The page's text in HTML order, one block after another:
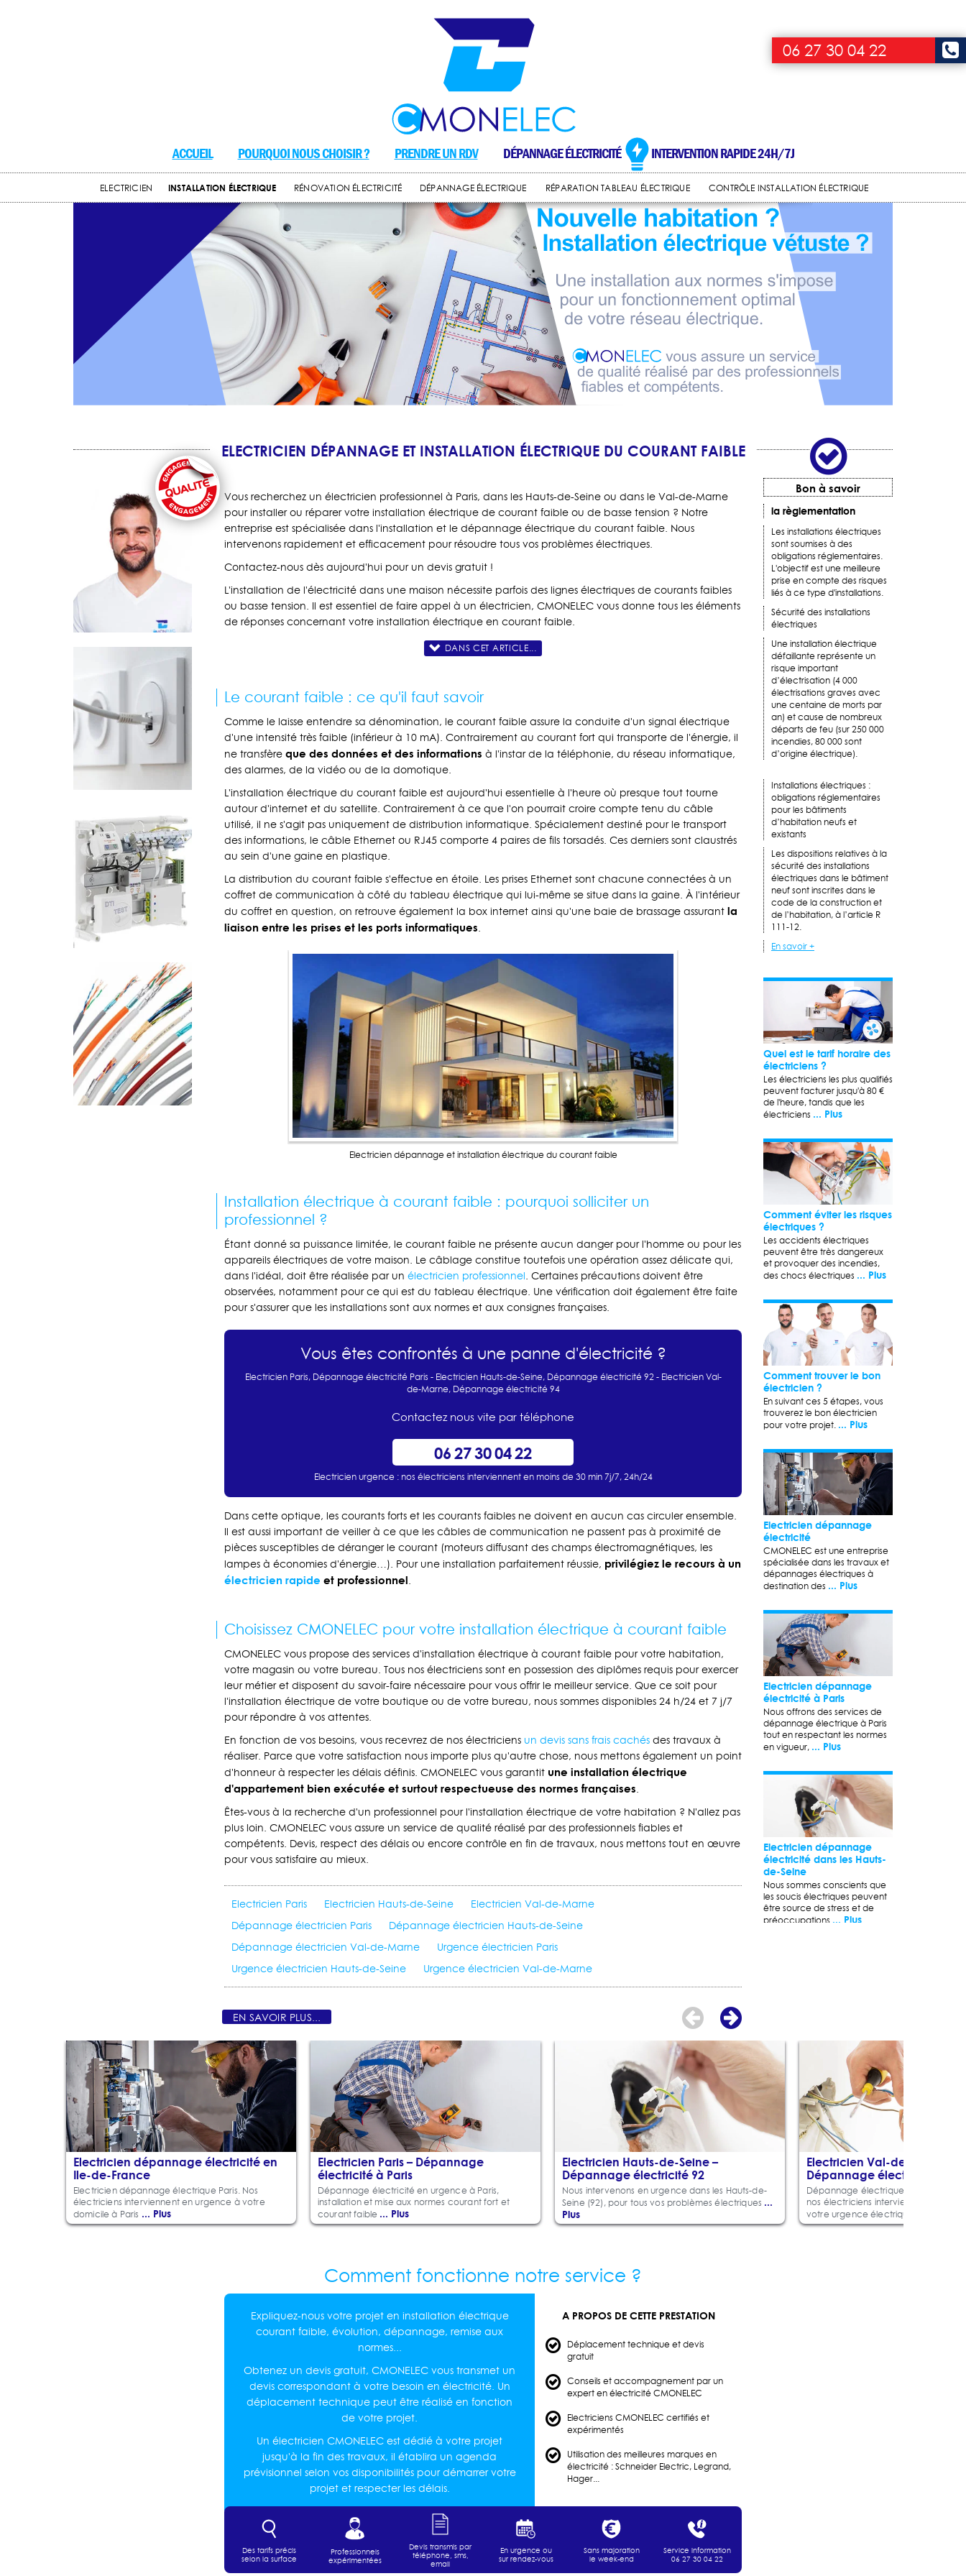
06 27 30 04 22
ACCUEIL POURQUOI NOUS CHOISIR ? PRENDRE UN RDV DÉPANNAGE ÉLECTRICITÉ INTERVENTION RAPIDE 24H/7J
ELECTRICIEN INSTALLATION ÉLECTRIQUE RÉNOVATION ÉLECTRICITÉ DÉPANNAGE ÉLECTRIQUE RÉPARATION TABLEAU ÉLECTRIQUE CONTRÔLE INSTALLATION ÉLECTRIQUE
ELECTRICIEN DÉPANNAGE ET INSTALLATION ÉLECTRIQUE DU COURANT FAIBLE
Vous recherchez un électricien professionnel à Paris, dans les Hauts-de-Seine ou dans le Val-de-Marne
pour installer ou réparer votre installation électrique de courant faible ou de basse tension ? Notre
entreprise est spécialisée dans l'installation et le dépannage électrique du courant faible. Nous
intervenons rapidement et efficacement pour résoudre tous vos problèmes électriques.
Contactez-nous dès aujourd'hui pour un devis gratuit !
L'installation de l'électricité dans une maison nécessite parfois des lignes électriques de courants faibles
ou basse tension. Il est essentiel de faire appel à un électricien, CMONELEC vous donne tous les éléments
de réponses concernant votre installation électrique en courant faible.
DANS CET ARTICLE...
Le courant faible : ce qu'il faut savoir
Comme le laisse entendre sa dénomination, le courant faible assure la conduite d'un signal électrique
d'une intensité très faible (inférieur à 10 mA). Contrairement au courant fort qui transporte de l'énergie, il
ne transfère que des données et des informations à l'instar de la téléphonie, du réseau informatique,
des alarmes, de la vidéo ou de la domotique.
L'installation électrique du courant faible est aujourd'hui essentielle à l'heure où presque tout tourne
autour d'internet et du satellite. Contrairement à ce que l'on pourrait croire compte tenu du câble
utilisé, il ne s'agit pas uniquement de distribution informatique. Spécialement destiné pour le transport
des informations, le câble Ethernet ou RJ45 comporte 4 paires de fils torsadés. Ces derniers sont claustrés
au sein d'une gaine en plastique.
La distribution du courant faible s'effectue en étoile. Les prises Ethernet sont chacune connectées à un
coffret de communication à côté du tableau électrique qui lui-même se situe dans la gaine. À l'intérieur
du coffret en question, on retrouve également la box internet ainsi qu'une baie de brassage assurant la
liaison entre les prises et les ports informatiques.
Electricien dépannage et installation électrique du courant faible
Installation électrique à courant faible : pourquoi solliciter un
professionnel ?
Étant donné sa puissance limitée, le courant faible ne présente aucun danger pour l'homme ou pour les
appareils électriques de votre maison. Le câblage constitue toutefois une opération assez délicate qui,
dans l'idéal, doit être réalisée par un électricien professionnel. Certaines précautions doivent être
observées, notamment pour ce qui est du tableau électrique. Une vérification doit également être faite
pour s'assurer que les installations sont aux normes et aux consignes françaises.
Vous êtes confrontés à une panne d'électricité ?
Electricien Paris, Dépannage électricité Paris - Electricien Hauts-de-Seine, Dépannage électricité 92- Electricien Val-
de-Marne, Dépannage électricité 94
Contactez nous vite par téléphone
06 27 30 04 22
Electricien urgence: nos électriciens interviennent en moins de 30 min 7j/7, 24h/24
Dans cette optique, les courants forts et les courants faibles ne doivent en aucun cas circuler ensemble.
Il est aussi important de veiller à ce que les câbles de communication ne passent pas à proximité de
pièces susceptibles de déranger le courant (moteurs diffusant des champs électromagnétiques, les
lampes à économies d'énergie…). Pour une installation parfaitement réussie, privilégiez le recours à un
électricien rapide et professionnel.
Choisissez CMONELEC pour votre installation électrique à courant faible
CMONELEC vous propose des services d'installation électrique à courant faible pour votre habitation,
votre magasin ou votre bureau. Tous nos électriciens sont en possession des diplômes requis pour exercer
leur métier et disposent du savoir-faire nécessaire pour vous offrir le meilleur service. Que ce soit pour
l'installation électrique de votre boutique ou de votre bureau, nous sommes disponibles 24 h/24 et 7 j/7
pour répondre à vos attentes.
En fonction de vos besoins, vous recevrez de nos électriciens un devis sans frais cachés des travaux à
réaliser. Parce que votre satisfaction nous importe plus qu'autre chose, nous mettons également un point
d'honneur à respecter les délais définis. CMONELEC vous garantit une installation électrique
d'appartement bien exécutée et surtout respectueuse des normes françaises.
Êtes-vous à la recherche d'un professionnel pour l'installation électrique de votre habitation ? N'allez pas
plus loin. CMONELEC vous assure un service de qualité réalisé par des professionnels fiables et
compétents. Devis, respect des délais ou encore contrôle en fin de travaux, nous mettons tout en œuvre
pour vous satisfaire au mieux.
Electricien Paris Electricien Hauts-de-Seine
Electricien Val-de-Marne
Dépannage électricien Paris
Dépannage électricien Hauts-de-Seine
Dépannage électricien Val-de-Marne
Urgence électricien Paris
Urgence électricien Hauts-de-Seine
Urgence électricien Val-de-Marne
EN SAVOIR PLUS...
Electricien dépannage électricité en
Ile-de-France
Electricien dépannage électrique Paris. Nos
électriciens interviennent en urgence à votre
domicile à Paris ... Plus
Electricien Paris – Dépannage
électricité à Paris
Dépannage électricité en urgence à Paris,
installation et mise aux normes courant fort et
courant faible ... Plus
Electricien Hauts-de-Seine –
Dépannage électricité 92
Nous intervenons en urgence dans les Hauts-de-
Seine (92), pour tous vos problèmes électriques ...
Plus
Electricien Val-de-Marne –
Dépannage électricité 94
Dépannage électrique dans le Val-
nos électriciens interviennent
votre urgence électrique
Comment fonctionne notre service ?
Expliquez-nous votre projet en installation électrique
courant faible, évolution, dépannage, remise aux
normes...
Obtenez un devis gratuit, CMONELEC vous transmet un
devis correspondant à votre besoin en électricité. Un
déplacement technique peut être réalisé en fonction
de votre projet.
Un électricien CMONELEC est dédié à votre projet
jusqu'à la fin des travaux, il établira un agenda
prévisionnel selon vos disponibilités pour démarrer votre
projet et respecter les délais.
A PROPOS DE CETTE PRESTATION
Déplacement technique et devis
gratuit
Conseils et accompagnement par un
expert en électricité CMONELEC
Electriciens CMONELEC certifiés et
expérimentés
Utilisation des meilleures marques en
électricité : Schneider Electric, Legrand,
Hager...
Des tarifs précis
selon la surface
Professionnels
expérimentées
Devis transmis par
téléphone, sms,
email
En urgence ou
sur rendez-vous
Sans majoration
le week-end
Service information
06 27 30 04 22
Bon à savoir
la règlementation
Les installations électriques
sont soumises à des
obligations réglementaires.
L'objectif est une meilleure
prise en compte des risques
liés à ce type d'installations.
Sécurité des installations
électriques
Une installation électrique
défaillante représente un
risque important
d’électrisation (4 000
électrisations graves avec
une centaine de morts par
an) et cause de nombreux
départs de feu (sur 250 000
incendies, 80 000 sont
d’origine électrique).
Installations électriques :
obligations réglementaires
pour les bâtiments
d’habitation neufs et
existants
Les dispositions relatives à la
sécurité des installations
électriques dans le bâtiment
neuf sont inscrites dans le
code de la construction et
de l’habitation, à l’article R
111-12.
En savoir +
Quel est le tarif horaire des
électriciens ?
Les électriciens les plus qualifiés
peuvent facturer jusqu'à 80 €
de l'heure, tandis que les
électriciens ... Plus
Comment éviter les risques
électriques ?
Les accidents électriques
peuvent être très dangereux
et provoquer des incendies,
des chocs électriques ... Plus
Comment trouver le bon
électricien ?
En suivant ces 5 étapes, vous
trouverez le bon électricien
pour votre projet. ... Plus
Electricien dépannage
électricité
CMONELEC est une entreprise
spécialisée dans les travaux et
dépannages électriques à
destination des ... Plus
Electricien dépannage
électricité à Paris
Nous offrons des services de
dépannage électrique à Paris
tout en respectant les normes
en vigueur, ... Plus
Electricien dépannage
électricité dans les Hauts-
de-Seine
Nous sommes conscients que
les soucis électriques peuvent
être source de stress et de
préoccupations ... Plus
Marne
Egalement experts dans la
résolution de problèmes
d'électricité dans le Val-de-
Marne, notamment ceux...